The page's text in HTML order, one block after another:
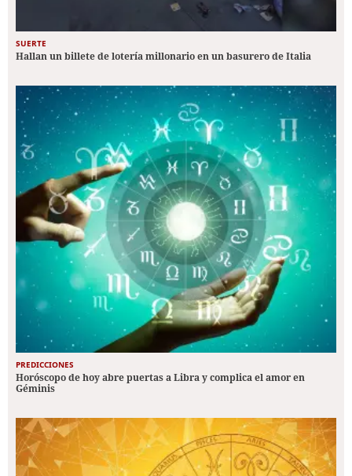
SUERTE
Hallan un billete de lotería millonario en un basurero de Italia
PREDICCIONES
Horóscopo de hoy abre puertas a Libra y complica el amor en
Géminis